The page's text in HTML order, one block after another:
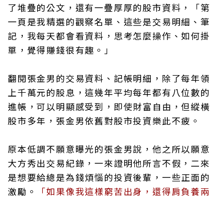
了堆疊的公文，還有一疊厚厚的股市資料，「第
一頁是我精選的觀察名單、這些是交易明細、筆
記，我每天都會看資料，思考怎麼操作、如何掛
單，覺得賺錢很有趣。」
翻閱張金男的交易資料、記帳明細，除了每年領
上千萬元的股息，這幾年平均每年都有八位數的
進帳，可以明顯感受到，即使財富自由，但縱橫
股市多年，張金男依舊對股市投資樂此不疲。
原本低調不願意曝光的張金男說，他之所以願意
大方秀出交易紀錄，一來證明他所言不假，二來
是想要給總是為錢煩惱的投資後輩，一些正面的
激勵。
「如果像我這樣窮苦出身，還得肩負養兩